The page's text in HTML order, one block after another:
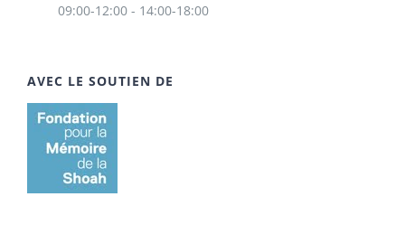
09:00-12:00 - 14:00-18:00
AVEC LE SOUTIEN DE